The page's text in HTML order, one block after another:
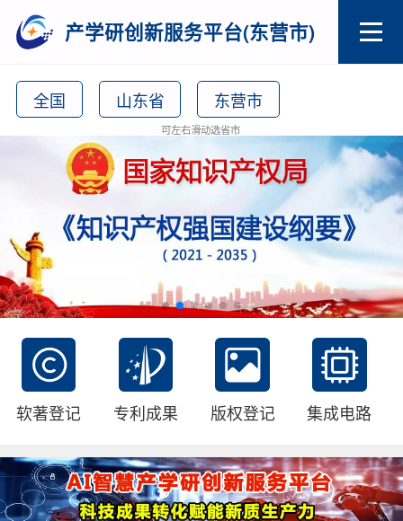
产学研创新服务平台(东营市)
全国 山东省 东营市
可左右滑动选省市
软著登记 专利成果 版权登记 集成电路